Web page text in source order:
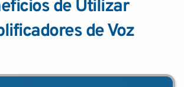
de Utilizar
de Voz